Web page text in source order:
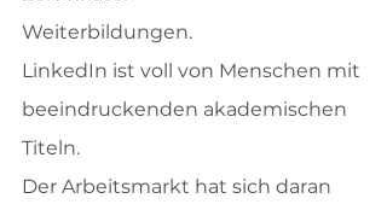
Weiterbildungen.
LinkedIn ist voll von Menschen mit
beeindruckenden akademischen
Titeln.
Der Arbeitsmarkt hat sich daran